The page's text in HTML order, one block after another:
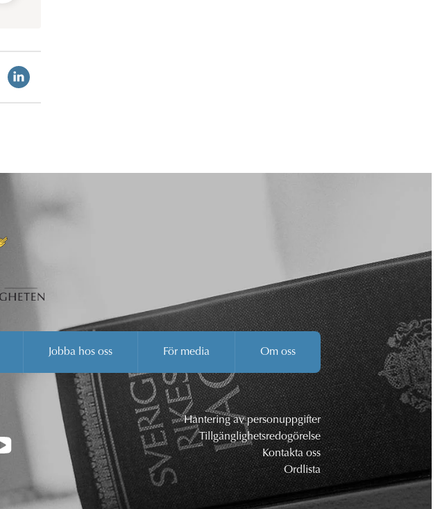
Jobba hos oss För media Om oss
Hantering av personuppgifter
Tillgänglighetsredogörelse
Kontakta oss
Ordlista